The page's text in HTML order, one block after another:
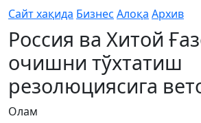
Сайт хақида Бизнес Алоқа Архив
Россия ва Хитой
очишни тўхтатиш
резолюциясига
Олам